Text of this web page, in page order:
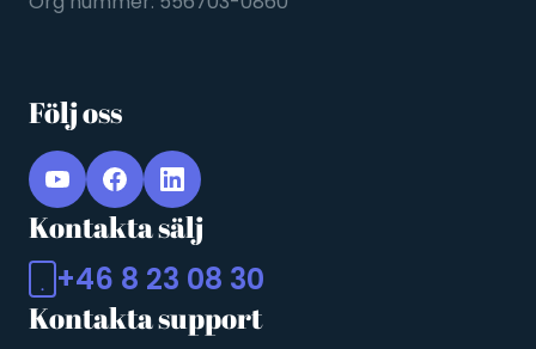
Kontakta sälj
+46 8 23 08 30
Kontakta support
Följ oss